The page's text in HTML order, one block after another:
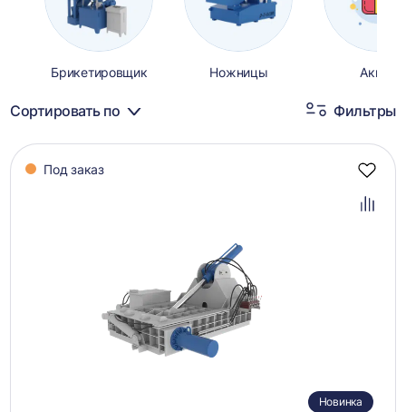
Брикетировщик Ножницы Акции
Сортировать по Фильтры
Каталог
товаров
Под заказ
Новинка